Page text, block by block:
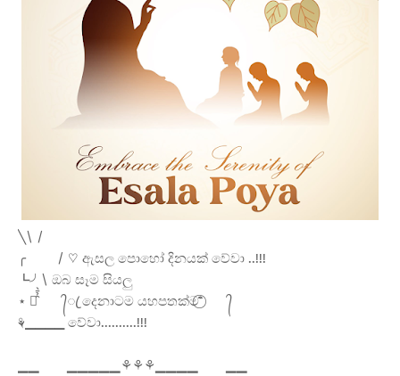
╲\ /
╭
/ ♡ ඇසල පොහෝ දිනයක් වේවා ..!!!
┗╯\ ඔබ සෑම සියලු
⋆ ⃝̑̉̄̀
᭄ꦿ දෙනාටම යහපතක්ම ⃝̑̉̄̀
᭄
⚘▁▁▁▁ වේවා..........!!!
▁▁▁▁▁⚘⚘⚘▁▁▁▁